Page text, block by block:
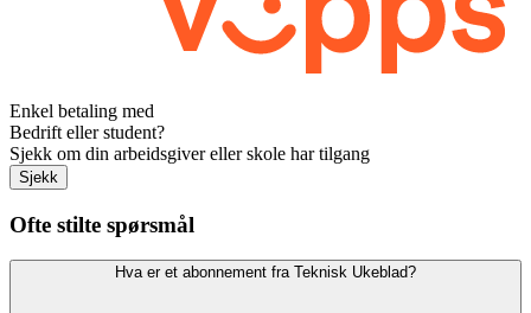
Enkel betaling med
Bedrift eller student?
Sjekk om din arbeidsgiver eller skole har tilgang
Sjekk
Ofte stilte spørsmål
Hva er et abonnement fra Teknisk Ukeblad?